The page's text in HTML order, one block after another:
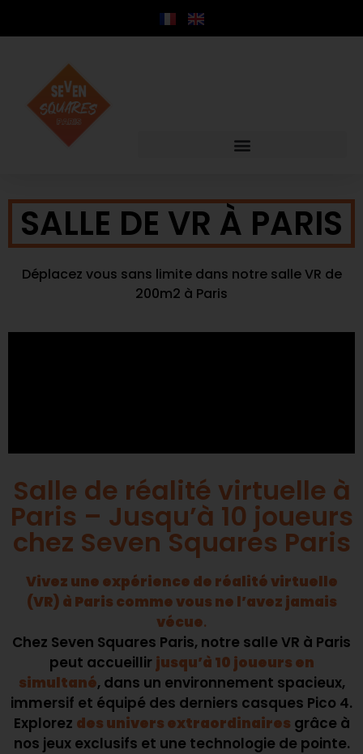
SALLE DE VR À PARIS
Déplacez vous sans limite dans notre salle VR de
200m2 à Paris
Salle de réalité virtuelle à
Paris – Jusqu’à 10 joueurs
chez Seven Squares Paris
Vivez une expérience de réalité virtuelle
(VR) à Paris comme vous ne l’avez jamais
vécue.
Chez Seven Squares Paris, notre salle VR à Paris
peut accueillir jusqu’à 10 joueurs en
simultané, dans un environnement spacieux,
immersif et équipé des derniers casques Pico 4.
Explorez des univers extraordinaires grâce à
nos jeux exclusifs et une technologie de pointe.